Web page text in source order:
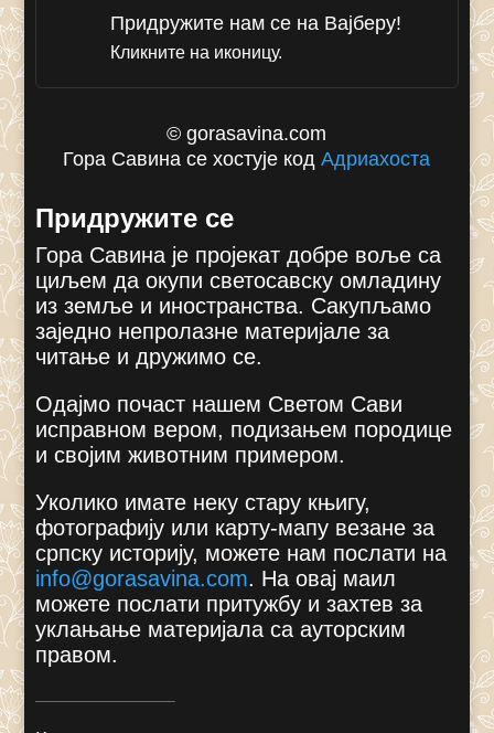
Придружите нам се на Вајберу!
Кликните на иконицу.
© gorasavina.com
Гора Савина се хостује кодАдриахоста
Придружите се
Гора Савина је пројекат добре воље са
циљем да окупи светосавску омладину
из земље и иностранства. Сакупљамо
заједно непролазне материјале за
читање и дружимо се.
Одајмо почаст нашем Светом Сави
исправном вером, подизањем породице
и својим животним примером.
Уколико имате неку стару књигу,
фотографију или карту-мапу везане за
српску историју, можете нам послати на
info@gorasavina.com. На овај маил
можете послати притужбу и захтев за
уклањање материјала са ауторским
правом.